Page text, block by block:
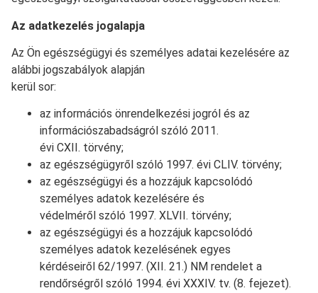
Az adatkezelés jogalapja
Az Ön egészségügyi és személyes adatai kezelésére az
alábbi jogszabályok alapján
kerül sor:
az információs önrendelkezési jogról és az
információszabadságról szóló 2011.
évi CXII. törvény;
az egészségügyről szóló 1997. évi CLIV. törvény;
az egészségügyi és a hozzájuk kapcsolódó
személyes adatok kezelésére és
védelméről szóló 1997. XLVII. törvény;
az egészségügyi és a hozzájuk kapcsolódó
személyes adatok kezelésének egyes
kérdéseiről 62/1997. (XII. 21.) NM rendelet a
rendőrségről szóló 1994. évi XXXIV. tv. (8. fejezet).